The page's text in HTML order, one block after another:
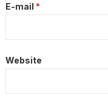
E-mail *
Website